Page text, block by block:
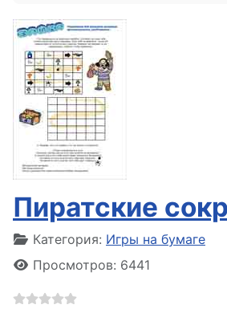
Пиратские
Информация о материале
Категория: Игры на бумаге
Просмотров: 6441